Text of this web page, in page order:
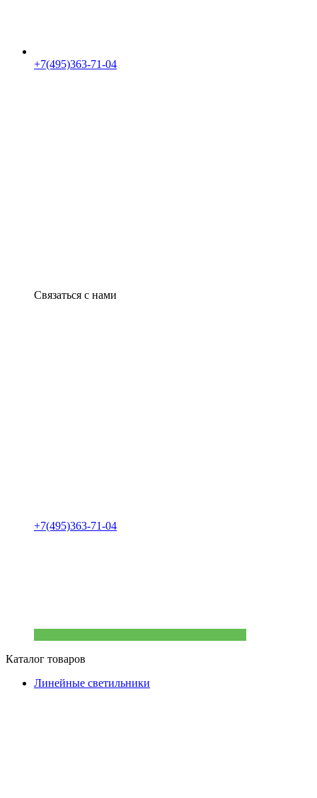
+7(495)363-71-04
Связаться с нами
+7(495)363-71-04
Каталог товаров
Линейные светильники